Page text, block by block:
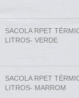
SACOLA RPET
LITROS- VERDE
SACOLA RPET
LITROS- MARROM